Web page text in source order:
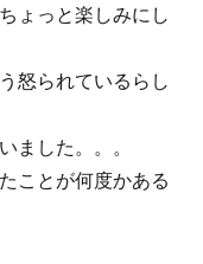
ょっと楽しみにし
怒られているらし
ました。。。
ことが何度かある